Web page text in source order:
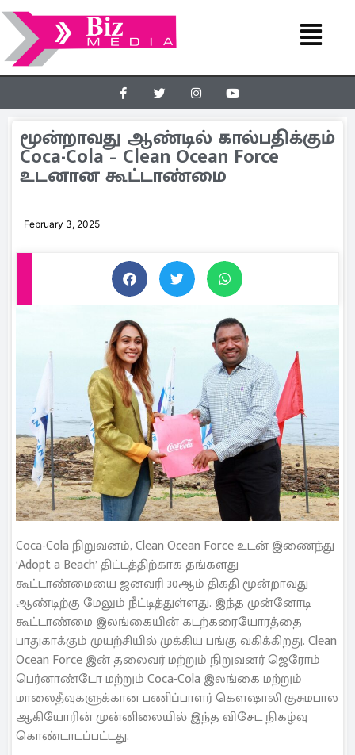
மூன்றாவது ஆண்டில் கால்பதிக்கும்
Coca-Cola – Clean Ocean Force
உடனான கூட்டாண்மை
February 3, 2025
Coca-Cola நிறுவனம், Clean Ocean Force உடன் இணைந்து
‘Adopt a Beach’ திட்டத்திற்காக தங்களது
கூட்டாண்மையை ஜனவரி 30ஆம் திகதி மூன்றாவது
ஆண்டிற்கு மேலும் நீட்டித்துள்ளது. இந்த முன்னோடி
கூட்டாண்மை இலங்கையின் கடற்கரையோரத்தை
பாதுகாக்கும் முயற்சியில் முக்கிய பங்கு வகிக்கிறது. Clean
Ocean Force இன் தலைவர் மற்றும் நிறுவனர் ஜெரோம்
பெர்னாண்டோ மற்றும் Coca-Cola இலங்கை மற்றும்
மாலைதீவுகளுக்கான பணிப்பாளர் கௌஷாலி குசுமபால
ஆகியோரின் முன்னிலையில் இந்த விசேட நிகழ்வு
கொண்டாடப்பட்டது.